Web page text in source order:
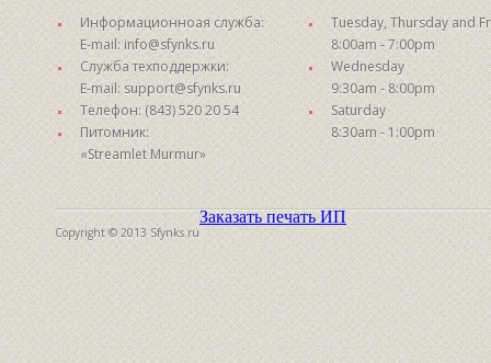
Информационноая служба:
E-mail: info@sfynks.ru
Служба техподдержки:
E-mail: support@sfynks.ru
Телефон: (843) 520 20 54
Питомник:
«Streamlet Murmur»
Tuesday, Thursday and
8:00am - 7:00pm
Wednesday
9:30am - 8:00pm
Saturday
8:30am - 1:00pm
Copyright © 2013 Sfynks.ru
Заказать печать ИП